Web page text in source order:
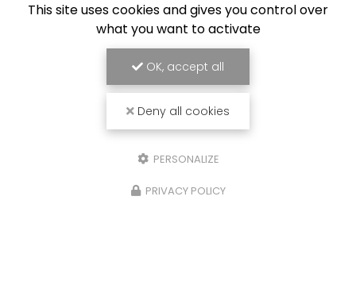
This site uses cookies and gives you control over
what you want to activate
OK, accept all
Deny all cookies
PERSONALIZE
PRIVACY POLICY